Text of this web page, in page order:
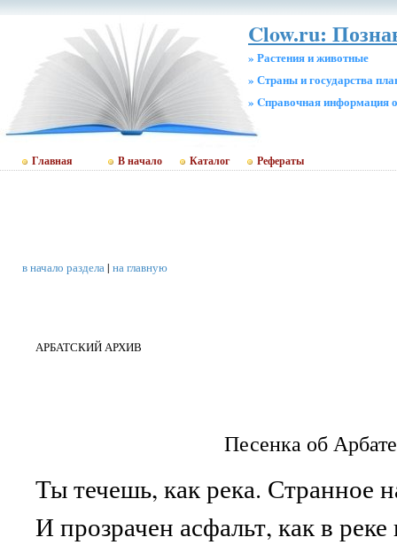
Clow.ru:
» Растения и животные
» Страны и государства
» Cправочная информация
Главная В начало Каталог Рефераты
в начало раздела| на главную
АРБАТСКИЙ АРХИВ
Песенка об Арбате
Ты течешь, как река. Странное
И прозрачен асфальт, как в реке